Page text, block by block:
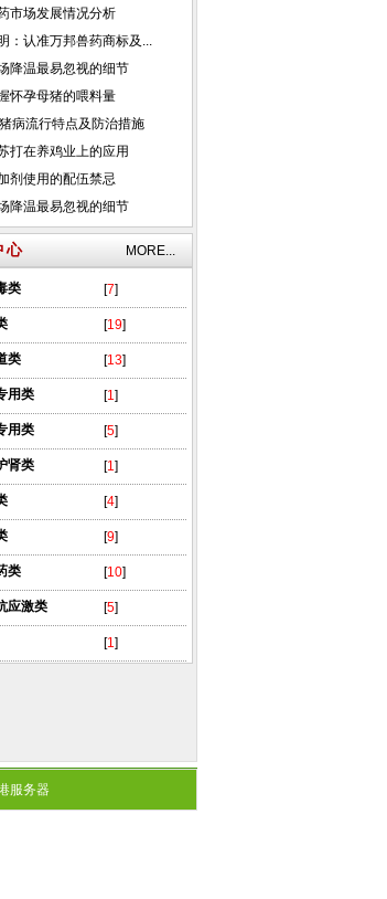
市场发展情况分析
：认准万邦兽药商标及...
降温最易忽视的细节
怀孕母猪的喂料量
病流行特点及防治措施
打在养鸡业上的应用
剂使用的配伍禁忌
降温最易忽视的细节
心 MORE...
类 [7]
[19]
类 [13]
用类 [1]
用类 [5]
肾类 [1]
[4]
[9]
类 [10]
应激类 [5]
[1]
服务器